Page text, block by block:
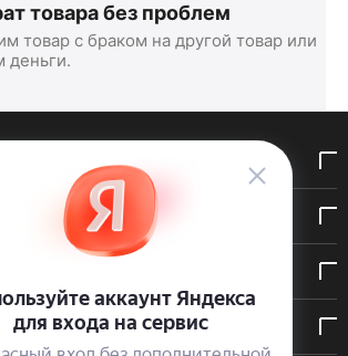
товара без проблем
товар с браком на другой товар или
деньги.